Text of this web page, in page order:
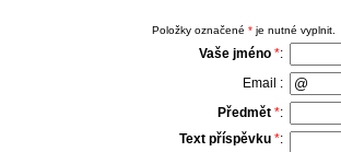
Položky označené *je nutné vyplnit.
Vaše jméno *:
Email :
Předmět *:
Text příspěvku *: